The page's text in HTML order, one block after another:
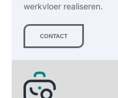
werkvloer realiseren.
CONTACT